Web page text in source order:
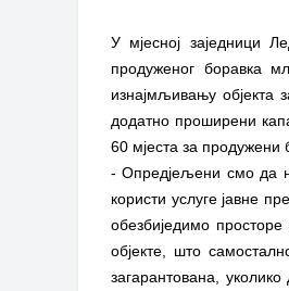
У мјесној заједници
продуженог боравка
изнајмљивању објекта
додатно проширени
60 мјеста за продужени
- Опредјељени смо да
користи услуге јавне
обезбиједимо
објекте, што
загарантована,